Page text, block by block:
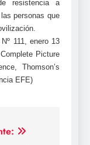
resistencia a
personas que
111, enero 13
Picture
Thomson’s
EFE)